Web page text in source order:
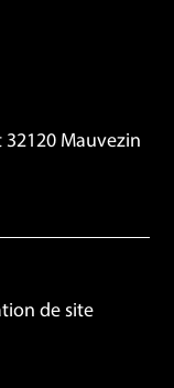
Mauvezin
de site